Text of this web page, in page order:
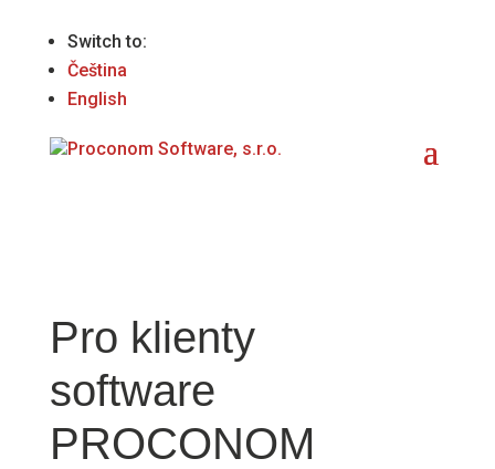
Switch to:
Čeština
English
Pro klienty
software
PROCONOM